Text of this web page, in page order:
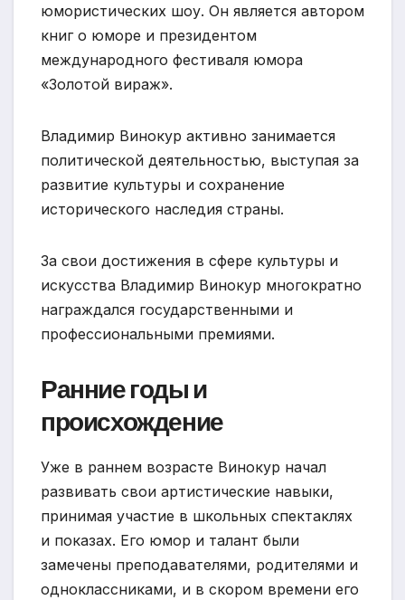
юмористических шоу. Он является автором
книг о юморе и президентом
международного фестиваля юмора
«Золотой вираж».
Владимир Винокур активно занимается
политической деятельностью, выступая за
развитие культуры и сохранение
исторического наследия страны.
За свои достижения в сфере культуры и
искусства Владимир Винокур многократно
награждался государственными и
профессиональными премиями.
Ранние годы и
происхождение
Уже в раннем возрасте Винокур начал
развивать свои артистические навыки,
принимая участие в школьных спектаклях
и показах. Его юмор и талант были
замечены преподавателями, родителями и
одноклассниками, и в скором времени его